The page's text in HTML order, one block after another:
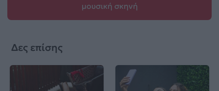
μουσική σκηνή
Δες επίσης